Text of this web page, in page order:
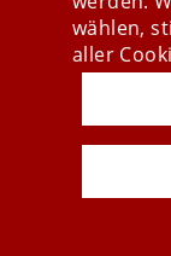
wählen,
aller